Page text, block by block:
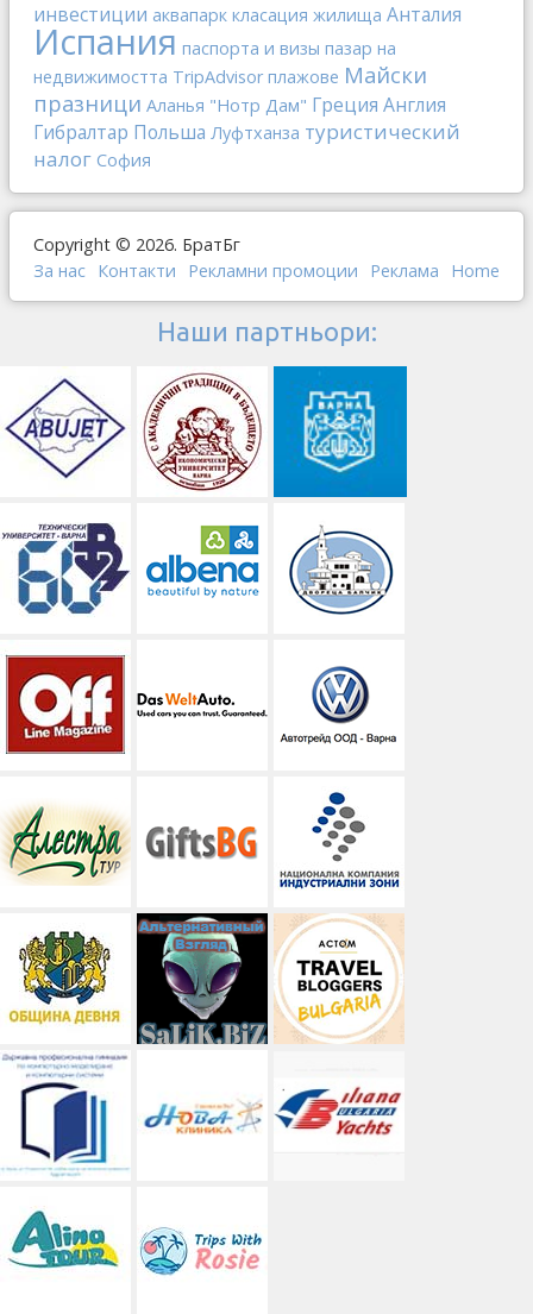
инвестиции аквапарк класация жилища Анталия
Испания паспорта и визы пазар на
недвижимостта TripAdvisor плажове Майски
празници Аланья "Нотр Дам" Греция Англия
Гибралтар Польша Луфтханза туристический
налог София
Copyright © 2026. БратБг
За нас Контакти Рекламни промоции Реклама Home
Наши партньори: